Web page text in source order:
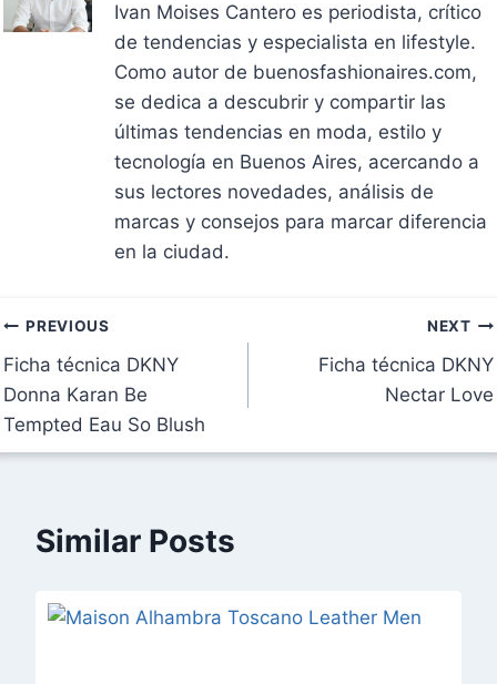
Ivan Moises Cantero es periodista, crítico
de tendencias y especialista en lifestyle.
Como autor de buenosfashionaires.com,
se dedica a descubrir y compartir las
últimas tendencias en moda, estilo y
tecnología en Buenos Aires, acercando a
sus lectores novedades, análisis de
marcas y consejos para marcar diferencia
en la ciudad.
Navegación
de
entradas
PREVIOUS
Ficha técnica DKNY
Donna Karan Be
Tempted Eau So Blush
NEXT
Ficha técnica DKNY
Nectar Love
Similar Posts